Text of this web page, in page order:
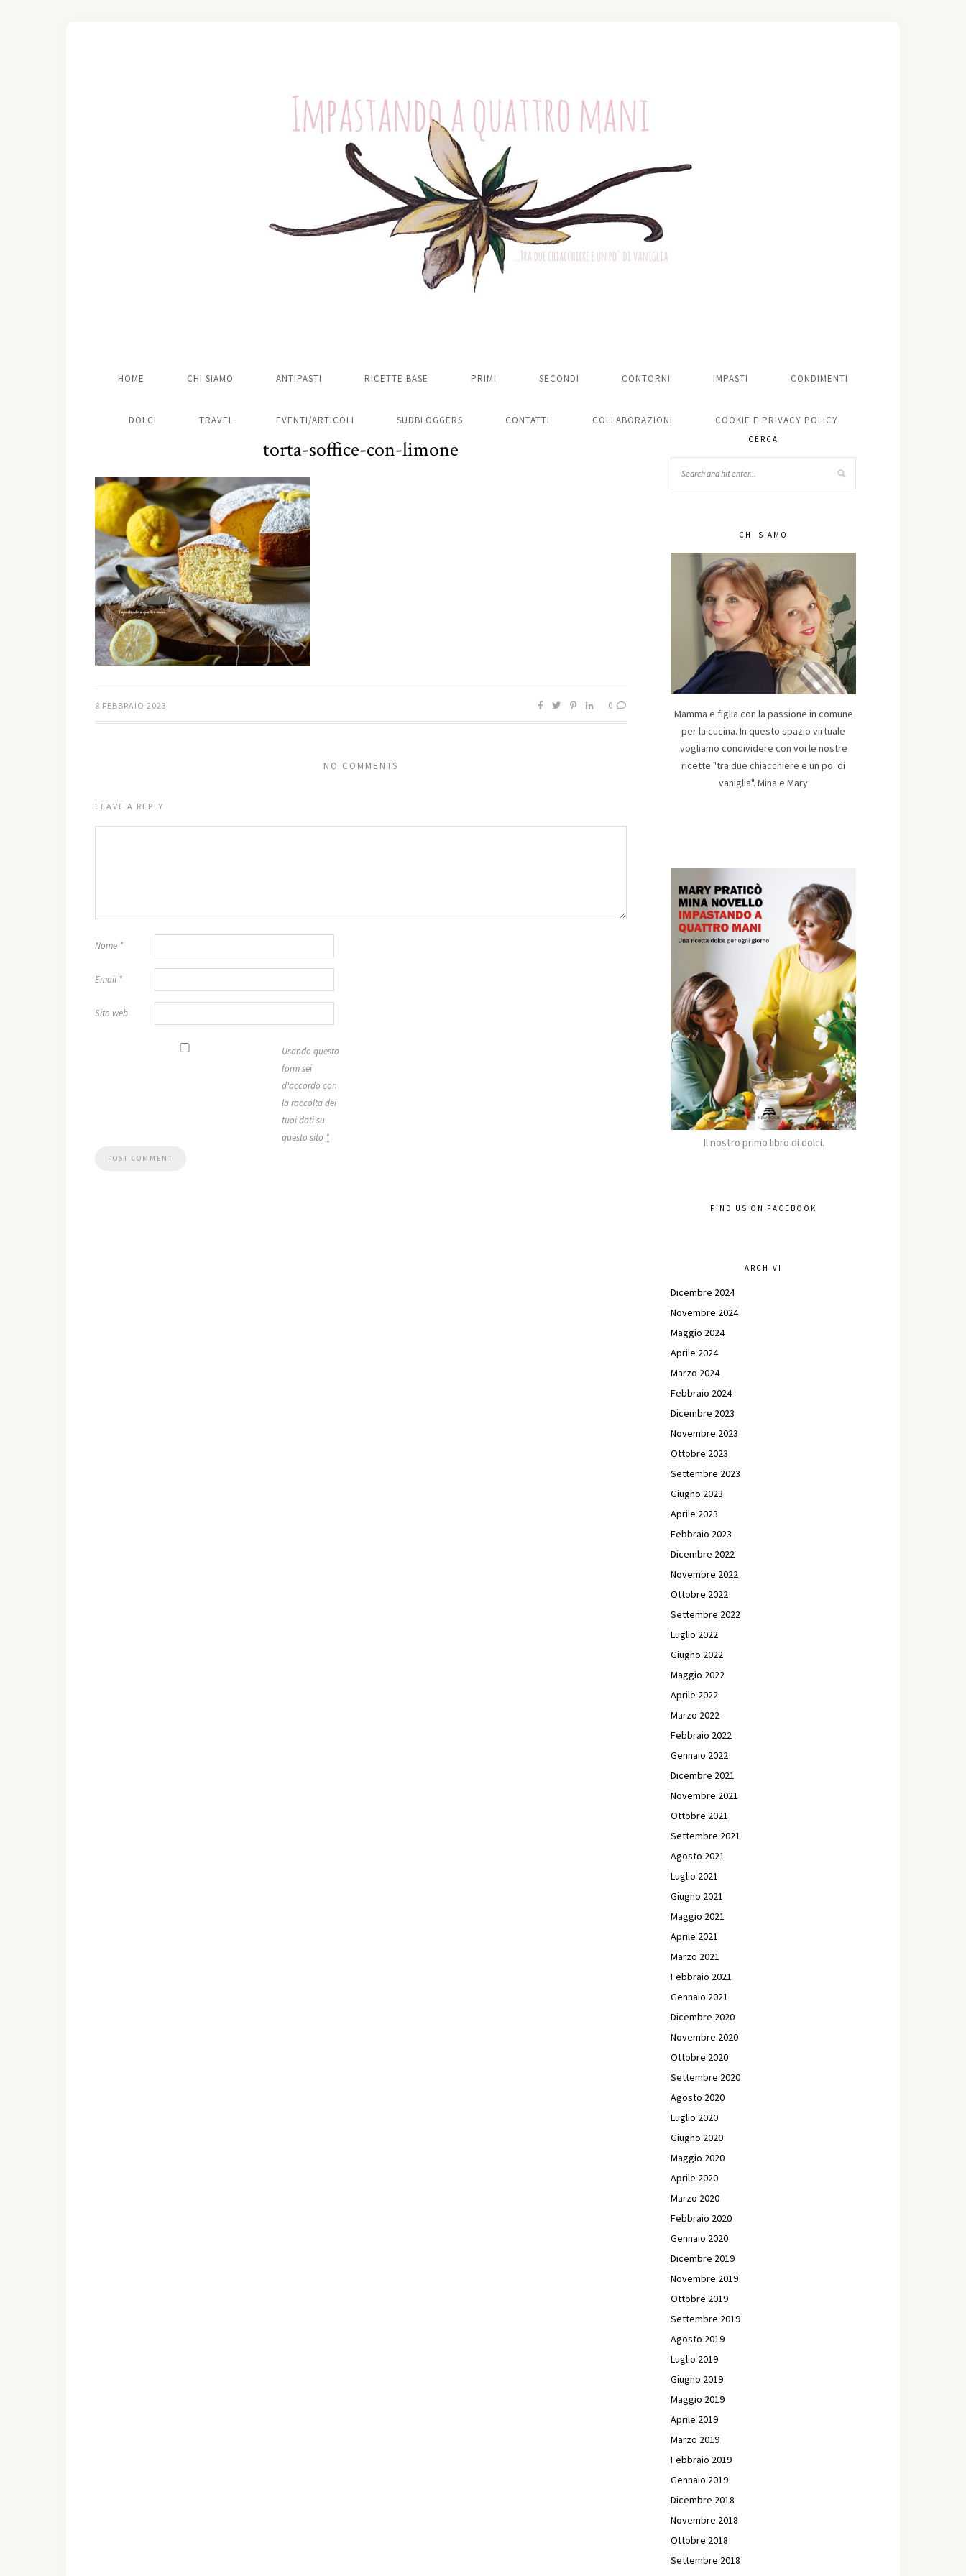
HOME CHI SIAMO ANTIPASTI RICETTE BASE PRIMI SECONDI CONTORNI IMPASTI CONDIMENTI
DOLCI TRAVEL EVENTI/ARTICOLI SUDBLOGGERS CONTATTI COLLABORAZIONI COOKIE E PRIVACY POLICY
torta-soffice-con-limone
8 FEBBRAIO 2023 0
NO COMMENTS
LEAVE A REPLY
Nome *
Email *
Sito web
Usando questo
form sei
d'accordo con
la raccolta dei
tuoi dati su
questo sito *
CERCA
CHI SIAMO
Mamma e figlia con la passione in comune
per la cucina. In questo spazio virtuale
vogliamo condividere con voi le nostre
ricette "tra due chiacchiere e un po' di
vaniglia". Mina e Mary
Il nostro primo libro di dolci.
FIND US ON FACEBOOK
ARCHIVI
Dicembre 2024
Novembre 2024
Maggio 2024
Aprile 2024
Marzo 2024
Febbraio 2024
Dicembre 2023
Novembre 2023
Ottobre 2023
Settembre 2023
Giugno 2023
Aprile 2023
Febbraio 2023
Dicembre 2022
Novembre 2022
Ottobre 2022
Settembre 2022
Luglio 2022
Giugno 2022
Maggio 2022
Aprile 2022
Marzo 2022
Febbraio 2022
Gennaio 2022
Dicembre 2021
Novembre 2021
Ottobre 2021
Settembre 2021
Agosto 2021
Luglio 2021
Giugno 2021
Maggio 2021
Aprile 2021
Marzo 2021
Febbraio 2021
Gennaio 2021
Dicembre 2020
Novembre 2020
Ottobre 2020
Settembre 2020
Agosto 2020
Luglio 2020
Giugno 2020
Maggio 2020
Aprile 2020
Marzo 2020
Febbraio 2020
Gennaio 2020
Dicembre 2019
Novembre 2019
Ottobre 2019
Settembre 2019
Agosto 2019
Luglio 2019
Giugno 2019
Maggio 2019
Aprile 2019
Marzo 2019
Febbraio 2019
Gennaio 2019
Dicembre 2018
Novembre 2018
Ottobre 2018
Settembre 2018